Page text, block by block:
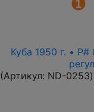
Куба 1950 г. •
(Артикул: ND-0253)